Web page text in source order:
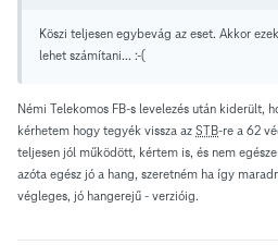
Köszi teljesen egybevág az eset. Akkor
lehet számítani... :-(
Némi Telekomos FB-s levelezés után kiderült,
kérhetem hogy tegyék vissza az STB-re a 62
teljesen jól működött, kértem is, és nem
azóta egész jó a hang, szeretném ha így
végleges, jó hangerejű - verzióig.